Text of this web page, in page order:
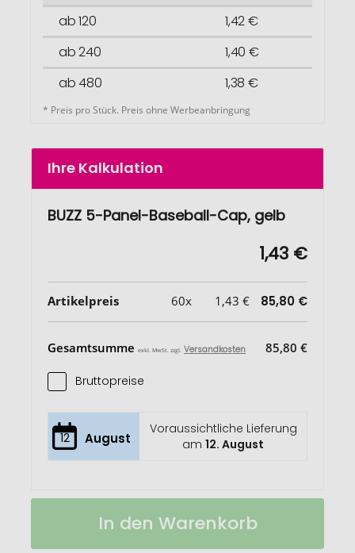
ab 120
1,42 €
ab 240
1,40 €
ab 480
1,38 €
* Preis pro Stück. Preis ohne Werbeanbringung
Ihre Kalkulation
BUZZ 5-Panel-Baseball-Cap, gelb
1,43 €
Artikelpreis 60x 1,43 € 85,80 €
Gesamtsumme exkl. MwSt. zzgl. Versandkosten 85,80 €
Bruttopreise
12 August
Voraussichtliche Lieferung
am12. August
BUZZ
Auf
In den Warenkorb